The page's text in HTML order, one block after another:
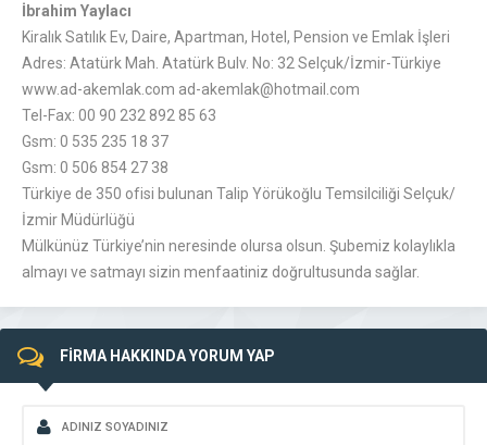
İbrahim Yaylacı
Kiralık Satılık Ev, Daire, Apartman, Hotel, Pension ve Emlak İşleri
Adres: Atatürk Mah. Atatürk Bulv. No: 32 Selçuk/İzmir-Türkiye
www.ad-akemlak.com ad-akemlak@hotmail.com
Tel-Fax: 00 90 232 892 85 63
Gsm: 0 535 235 18 37
Gsm: 0 506 854 27 38
Türkiye de 350 ofisi bulunan Talip Yörükoğlu Temsilciliği Selçuk/
İzmir Müdürlüğü
Mülkünüz Türkiye’nin neresinde olursa olsun. Şubemiz kolaylıkla
almayı ve satmayı sizin menfaatiniz doğrultusunda sağlar.
FİRMA HAKKINDA YORUM YAP